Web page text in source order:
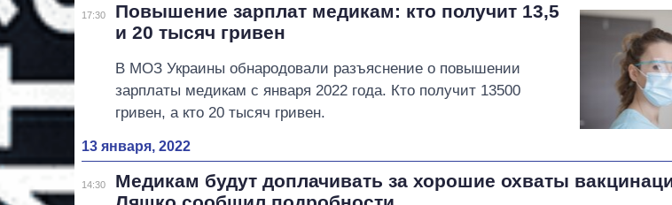
17:30
Повышение зарплат медикам: кто получит 13,5
и 20 тысяч гривен
В МОЗ Украины обнародовали разъяснение о повышении
зарплаты медикам с января 2022 года. Кто получит 13500
гривен, а кто 20 тысяч гривен.
13 января, 2022
14:30
Медикам будут доплачивать за хорошие охваты